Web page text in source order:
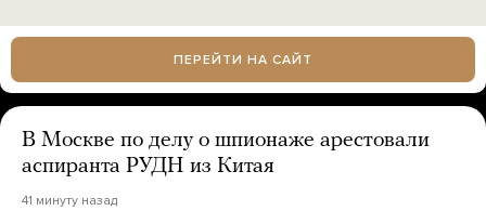
ПЕРЕЙТИ НА САЙТ
В Москве по делу о шпионаже арестовали
аспиранта РУДН из Китая
41 минуту назад